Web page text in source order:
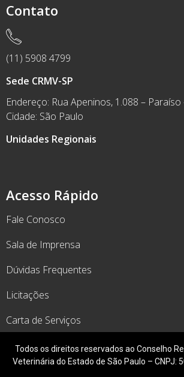
Acesso Rápido
Fale Conosco
Sala de Imprensa
Dúvidas Frequentes
Licitações
Carta de Serviços
Contato
(11) 5908 4799
Sede CRMV-SP
Endereço: Rua Apeninos, 1.088 – Paraíso
Cidade: São Paulo
Unidades Regionais
Todos os direitos reservados ao Conselho
Veterinária do Estado de São Paulo – CNPJ: